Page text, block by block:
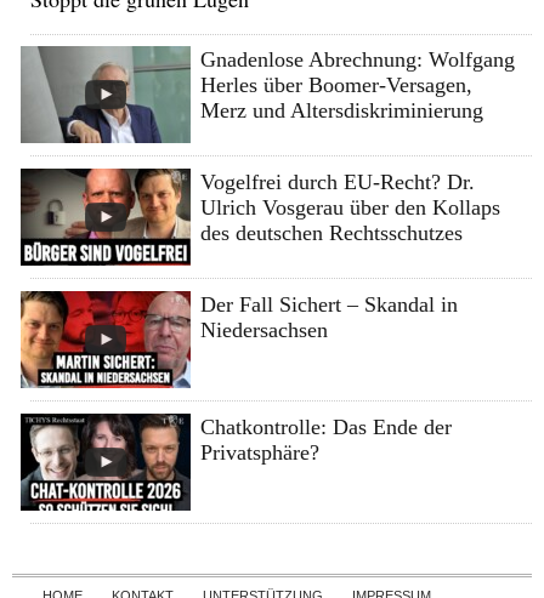
Gnadenlose Abrechnung: Wolfgang
Herles über Boomer-Versagen,
Merz und Altersdiskriminierung
Vogelfrei durch EU-Recht? Dr.
Ulrich Vosgerau über den Kollaps
des deutschen Rechtsschutzes
Der Fall Sichert – Skandal in
Niedersachsen
Chatkontrolle: Das Ende der
Privatsphäre?
Skip to content